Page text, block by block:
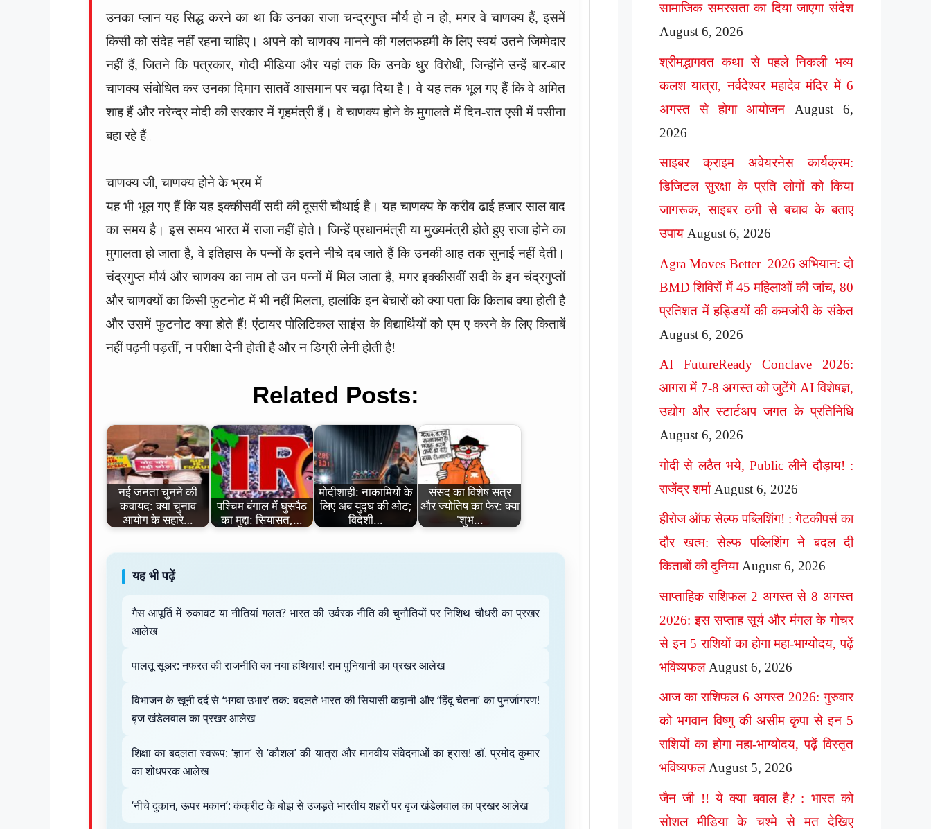
उनका प्लान यह सिद्ध करने का था कि उनका राजा चन्द्रगुप्त मौर्य हो न हो, मगर वे चाणक्य हैं, इसमें
किसी को संदेह नहीं रहना चाहिए। अपने को चाणक्य मानने की गलतफहमी के लिए स्वयं उतने जिम्मेदार
नहीं हैं, जितने कि पत्रकार, गोदी मीडिया और यहां तक कि उनके धुर विरोधी, जिन्होंने उन्हें बार-बार
चाणक्य संबोधित कर उनका दिमाग सातवें आसमान पर चढ़ा दिया है। वे यह तक भूल गए हैं कि वे अमित
शाह हैं और नरेन्द्र मोदी की सरकार में गृहमंत्री हैं। वे चाणक्य होने के मुगालते में दिन-रात एसी में पसीना
बहा रहे हैं。
चाणक्य जी, चाणक्य होने के भ्रम में
यह भी भूल गए हैं कि यह इक्कीसवीं सदी की दूसरी चौथाई है। यह चाणक्य के करीब ढाई हजार साल बाद
का समय है। इस समय भारत में राजा नहीं होते। जिन्हें प्रधानमंत्री या मुख्यमंत्री होते हुए राजा होने का
मुगालता हो जाता है, वे इतिहास के पन्नों के इतने नीचे दब जाते हैं कि उनकी आह तक सुनाई नहीं देती।
चंद्रगुप्त मौर्य और चाणक्य का नाम तो उन पन्नों में मिल जाता है, मगर इक्कीसवीं सदी के इन चंद्रगुप्तों
और चाणक्यों का किसी फुटनोट में भी नहीं मिलता, हालांकि इन बेचारों को क्या पता कि किताब क्या होती है
और उसमें फुटनोट क्या होते हैं! एंटायर पोलिटिकल साइंस के विद्यार्थियों को एम ए करने के लिए किताबें
नहीं पढ़नी पड़तीं, न परीक्षा देनी होती है और न डिग्री लेनी होती है!
Related Posts:
नई जनता चुनने की
कवायद: क्या चुनाव
आयोग के सहारे…
पश्चिम बंगाल में घुसपैठ
का मुद्दा: सियासत,…
मोदीशाही: नाकामियों के
लिए अब युद्घ की ओट;
विदेशी…
संसद का विशेष सत्र
और ज्योतिष का फेर: क्या
'शुभ…
यह भी पढ़ें
गैस आपूर्ति में रुकावट या नीतियां गलत? भारत की उर्वरक नीति की चुनौतियों पर निशिथ चौधरी का प्रखर
आलेख
पालतू सूअर: नफरत की राजनीति का नया हथियार! राम पुनियानी का प्रखर आलेख
विभाजन के खूनी दर्द से ‘भगवा उभार’ तक: बदलते भारत की सियासी कहानी और ‘हिंदू चेतना’ का पुनर्जागरण!
बृज खंडेलवाल का प्रखर आलेख
शिक्षा का बदलता स्वरूप: ‘ज्ञान’ से ‘कौशल’ की यात्रा और मानवीय संवेदनाओं का ह्रास! डॉ. प्रमोद कुमार
का शोधपरक आलेख
‘नीचे दुकान, ऊपर मकान’: कंक्रीट के बोझ से उजड़ते भारतीय शहरों पर बृज खंडेलवाल का प्रखर आलेख
सामाजिक समरसता का दिया जाएगा संदेश
August 6, 2026
श्रीमद्भागवत कथा से पहले निकली भव्य
कलश यात्रा, नर्वदेश्वर महादेव मंदिर में 6
अगस्त से होगा आयोजन
August 6,
2026
साइबर क्राइम अवेयरनेस कार्यक्रम:
डिजिटल सुरक्षा के प्रति लोगों को किया
जागरूक, साइबर ठगी से बचाव के बताए
उपाय August 6, 2026
Agra Moves Better–2026 अभियान: दो
BMD शिविरों में 45 महिलाओं की जांच, 80
प्रतिशत में हड्डियों की कमजोरी के संकेत
August 6, 2026
AI FutureReady Conclave 2026:
आगरा में 7-8 अगस्त को जुटेंगे AI विशेषज्ञ,
उद्योग और स्टार्टअप जगत के प्रतिनिधि
August 6, 2026
गोदी से लठैत भये, Public लीने दौड़ाय! :
राजेंद्र शर्मा August 6, 2026
हीरोज ऑफ सेल्फ पब्लिशिंग! : गेटकीपर्स का
दौर खत्म: सेल्फ पब्लिशिंग ने बदल दी
किताबों की दुनिया August 6, 2026
साप्ताहिक राशिफल 2 अगस्त से 8 अगस्त
2026: इस सप्ताह सूर्य और मंगल के गोचर
से इन 5 राशियों का होगा महा-भाग्योदय, पढ़ें
भविष्यफल August 6, 2026
आज का राशिफल 6 अगस्त 2026: गुरुवार
को भगवान विष्णु की असीम कृपा से इन 5
राशियों का होगा महा-भाग्योदय, पढ़ें विस्तृत
भविष्यफल August 5, 2026
जैन जी !! ये क्या बवाल है? : भारत को
सोशल मीडिया के चश्मे से मत देखिए